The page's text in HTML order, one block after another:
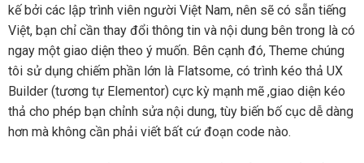
kế bởi các lập trình viên người Việt Nam, nên sẽ có sẵn tiếng
Việt, bạn chỉ cần thay đổi thông tin và nội dung bên trong là có
ngay một giao diện theo ý muốn. Bên cạnh đó, Theme chúng
tôi sử dụng chiếm phần lớn là Flatsome, có trình kéo thả UX
Builder (tương tự Elementor) cực kỳ mạnh mẽ ,giao diện kéo
thả cho phép bạn chỉnh sửa nội dung, tùy biến bố cục dễ dàng
hơn mà không cần phải viết bất cứ đoạn code nào.